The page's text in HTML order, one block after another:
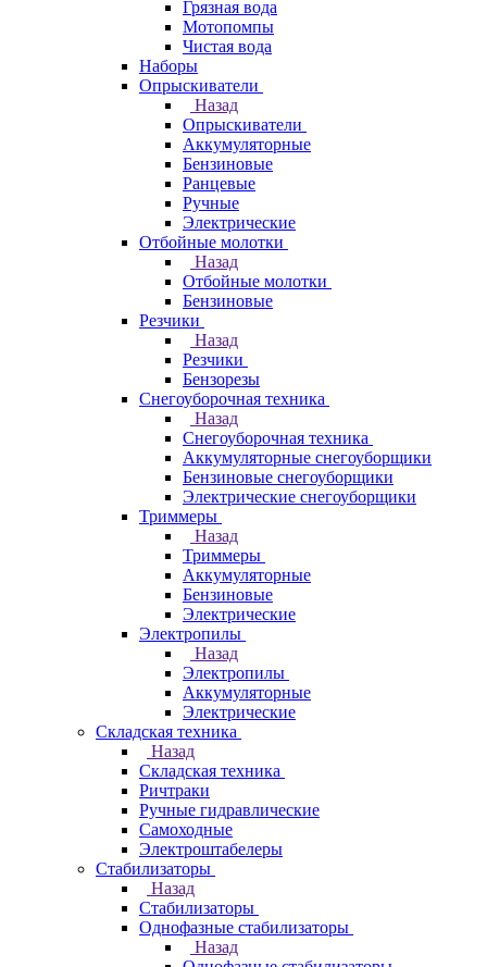
Грязная вода
Мотопомпы
Чистая вода
Наборы
Опрыскиватели
Назад
Опрыскиватели
Аккумуляторные
Бензиновые
Ранцевые
Ручные
Электрические
Отбойные молотки
Назад
Отбойные молотки
Бензиновые
Резчики
Назад
Резчики
Бензорезы
Снегоуборочная техника
Назад
Снегоуборочная техника
Аккумуляторные снегоуборщики
Бензиновые снегоуборщики
Электрические снегоуборщики
Триммеры
Назад
Триммеры
Аккумуляторные
Бензиновые
Электрические
Электропилы
Назад
Электропилы
Аккумуляторные
Электрические
Складская техника
Назад
Складская техника
Ричтраки
Ручные гидравлические
Самоходные
Электроштабелеры
Стабилизаторы
Назад
Стабилизаторы
Однофазные стабилизаторы
Назад